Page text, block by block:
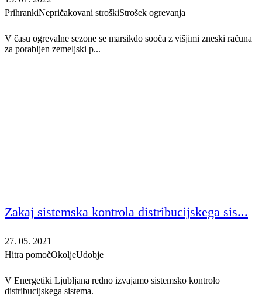
PrihrankiNepričakovani stroškiStrošek ogrevanja
V času ogrevalne sezone se marsikdo sooča z višjimi zneski računa
za porabljen zemeljski p...
Zakaj sistemska kontrola distribucijskega sis...
27. 05. 2021
Hitra pomočOkoljeUdobje
V Energetiki Ljubljana redno izvajamo sistemsko kontrolo
distribucijskega sistema.